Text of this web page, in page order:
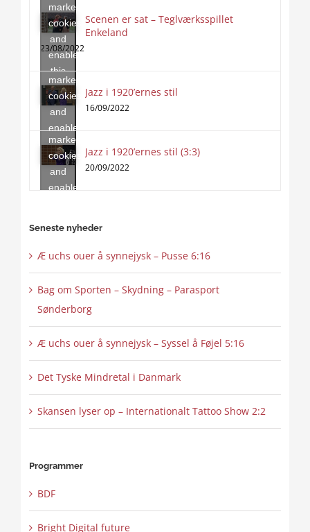
marketing
cookies
and
enable
this
content
Scenen er sat – Teglværksspillet
Enkeland
23/08/2022
Click
to
marketing
cookies
and
enable
this
content
Jazz i 1920’ernes stil
16/09/2022
Click
to
accept
marketing
cookies
and
enable
Jazz i 1920’ernes stil (3:3)
20/09/2022
Seneste nyheder
Æ uchs ouer å synnejysk – Pusse 6:16
Bag om Sporten – Skydning – Parasport
Sønderborg
Æ uchs ouer å synnejysk – Syssel å Føjel 5:16
Det Tyske Mindretal i Danmark
Skansen lyser op – Internationalt Tattoo Show 2:2
Programmer
BDF
Bright Digital future